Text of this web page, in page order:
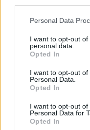
Personal Data
I want to opt-out
personal data.
Opted In
I want to opt-out
Personal Data.
Opted In
I want to opt-out
Personal Data for
Opted In
11/